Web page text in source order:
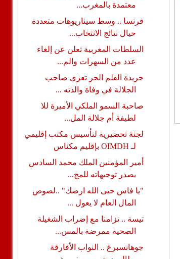
معتمدة بالمغرب...
فرنسا .. وسط سيناريوهات متعددة
حيال نتائج الانتخاب...
السلطات المغربية تعلن عن إلغاء
عدد من السهرات والم...
جريدة القلم الحر تعزي صاحب
الجلالة في وفاة والدته ...
صاحبة السمو الملكي الأميرة للا
لطيفة أم جلالة المل...
لجنة تحضيرية لتأسيس مكتب إقليمي
لـ OIMDH بإقليم مكناس
أمير المؤمنين الملك محمد السادس
يصدر توجيهاته للمج...
"يا فاس حيى الله ارضك" ..لصوص
المال العام لا يعول ...
تيسة .. تزامنا مع إضراب الشغيلة
الصحية ممرضة بالمس...
جوهانسبرغ .. النواب الأفارقة